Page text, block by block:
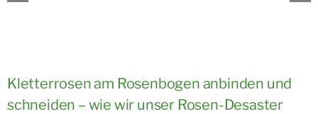
Kletterrosen am Rosenbogen anbinden und
schneiden – wie wir unser Rosen-Desaster